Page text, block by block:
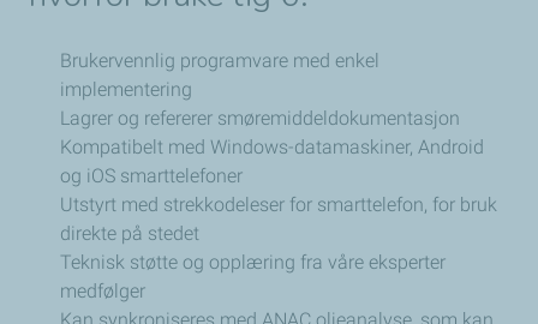
Brukervennlig programvare med enkel
implementering
Lagrer og refererer smøremiddeldokumentasjon
Kompatibelt med Windows-datamaskiner, Android
og iOS smarttelefoner
Utstyrt med strekkodeleser for smarttelefon, for bruk
direkte på stedet
Teknisk støtte og opplæring fra våre eksperter
medfølger